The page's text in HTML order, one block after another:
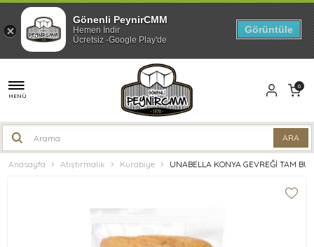
MENÜ
0
Anasayfa Atıştırmalık Kurabiye UNABELLA KONYA GEVREĞİ TAM
Gönenli PeynirCMM
Hemen İndir
Ücretsiz -Google Play'de
Görüntüle